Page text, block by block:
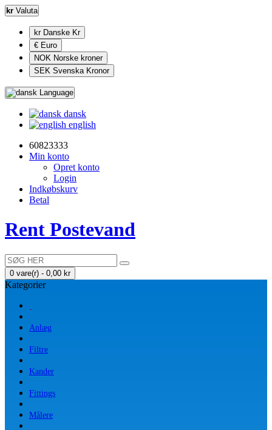
kr Valuta
kr Danske Kr
€ Euro
NOK Norske kroner
SEK Svenska Kronor
Language
dansk
english
60823333
Min konto
Opret konto
Login
Indkøbskurv
Betal
Rent Postevand
0 vare(r) - 0,00 kr
Kategorier
Anlæg
Filtre
Kander
Fittings
Målere